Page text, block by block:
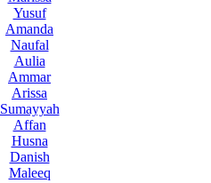
Yusuf
Amanda
Naufal
Aulia
Ammar
Arissa
Sumayyah
Affan
Husna
Danish
Maleeq